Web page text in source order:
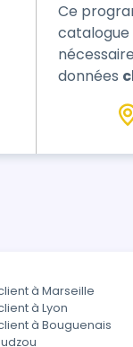
Ce
données
capable
à Marseille
à Lyon
à Bouguenais